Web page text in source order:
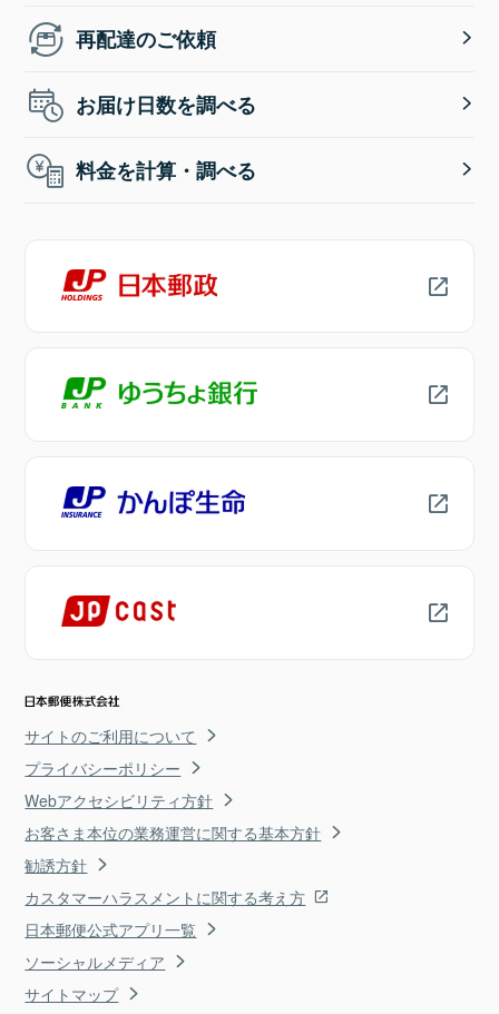
再配達のご依頼
お届け日数を調べる
料金を計算・調べる
サイトのご利用について
プライバシーポリシー
Webアクセシビリティ方針
お客さま本位の業務運営に関する基本方針
勧誘方針
カスタマーハラスメントに関する考え方
日本郵便公式アプリ一覧
ソーシャルメディア
サイトマップ